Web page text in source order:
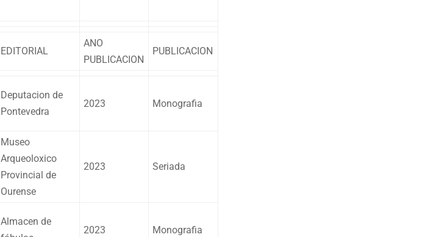
EDITORIAL
ANO
PUBLICACION
PUBLICACION
Deputacion de
Pontevedra
2023 Monografia
Museo
Arqueoloxico
Provincial de
Ourense
2023 Seriada
Almacen de
2023 Monografia